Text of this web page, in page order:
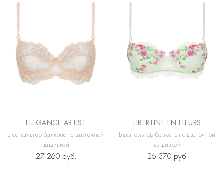
ELEGANCE ARTIST
Бюстгальтер балконет с цветочной
вышивкой
27 260 руб.
LIBERTINE EN FLEURS
Бюстгальтер балконет с цветочной
вышивкой
26 370 руб.